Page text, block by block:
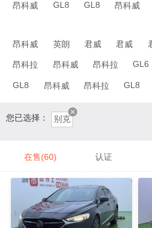
昂科威 GL8 GL8 昂科威
昂科威 英朗 君威 君威
昂科拉 昂科威 昂科拉 GL6
GL8 昂科威 昂科拉 GL8
您已选择： 别克
在售(60) 认证